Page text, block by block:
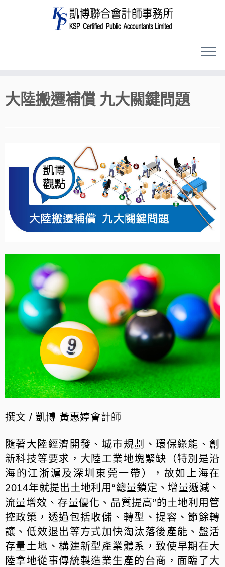
to
content
大陸搬遷補償 九大關鍵問題
撰文 / 凱博 黃惠婷㑹計師
隨著大陸經濟開發、城市規劃、環保綠能、創
新科技等要求，大陸工業地塊緊缺 （特別是沿
海的江浙滬及深圳東莞一帶），故如上海在
2014年就提出土地利用“總量鎖定、增量遞減、
流量增效、存量優化、品質提高”的土地利用管
控政策，透過包括收儲、轉型、提容、節餘轉
讓、低效退出等方式加快淘汰落後產能、盤活
存量土地、構建新型產業體系，致使早期在大
陸拿地從事傳統製造業生產的台商，面臨了大